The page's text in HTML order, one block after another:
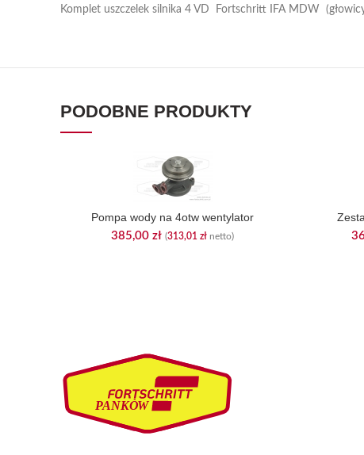
Komplet uszczelek silnika 4 VD Fortschritt IFA MDW
PODOBNE PRODUKTY
Pompa wody na 4otw wentylator
385,00 zł (313,01 zł netto)